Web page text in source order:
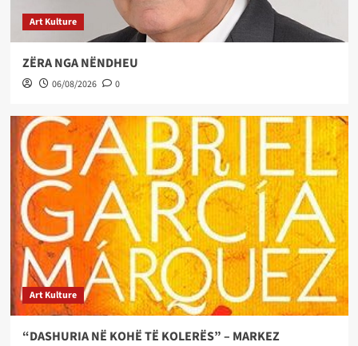
Art Kulture
ZËRA NGA NËNDHEU
06/08/2026 0
Art Kulture
“DASHURIA NË KOHË TË KOLERËS” – MARKEZ